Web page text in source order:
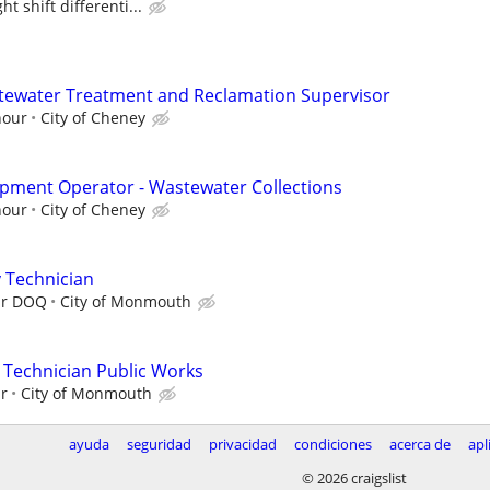
shift differenti...
Treatment and Reclamation Supervisor
City of Cheney
Operator - Wastewater Collections
City of Cheney
DOQ City of Monmouth
Public Works
City of Monmouth
ayuda seguridad privacidad condiciones acerca de
© 2026 craigslist